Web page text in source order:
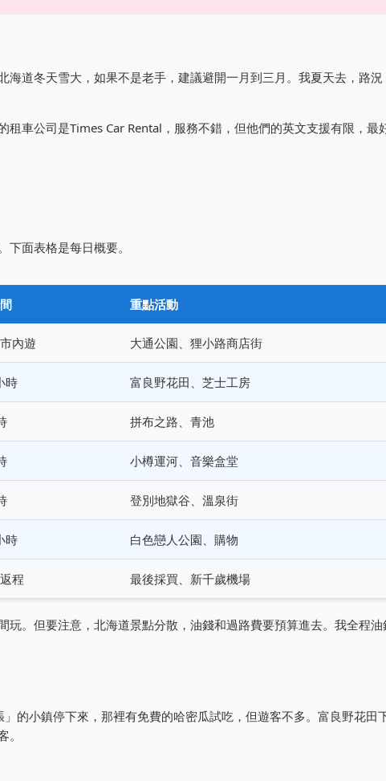
道冬天雪大，如果不是老手，建議避開一月到三月。我夏天去，路況
車公司是Times Car Rental，服務不錯，但他們的英文支援有限，最
面表格是每日概要。
重點活動
內遊 大通公園、狸小路商店街
時 富良野花田、芝士工房
拼布之路、青池
小樽運河、音樂盒堂
登別地獄谷、溫泉街
時 白色戀人公園、購物
程 最後採買、新千歲機場
。但要注意，北海道景點分散，油錢和過路費要預算進去。我全程油
的小鎮停下來，那裡有免費的哈密瓜試吃，但遊客不多。富良野花田